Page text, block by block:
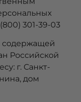
301-39-03
содержащей
Российской
г. Санкт-
дом